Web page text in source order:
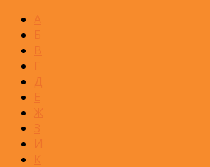
А
Б
В
Г
Д
Е
Ж
З
И
К